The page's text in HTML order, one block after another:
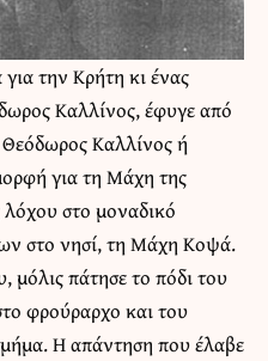
την Κρήτη κι ένας
Καλλίνος, έφυγε από
Καλλίνος ή
για τη Μάχη της
στο μοναδικό
στο νησί, τη Μάχη Κοψά.
μόλις πάτησε το πόδι του
φρούραρχο και του
Η απάντηση που έλαβε